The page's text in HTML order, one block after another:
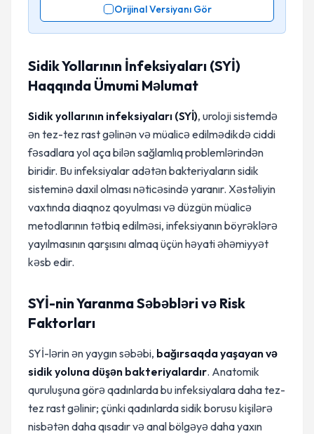
Orijinal Versiyanı Gör
Sidik Yollarının İnfeksiyaları (SYİ)
Haqqında Ümumi Məlumat
Sidik yollarının infeksiyaları (SYİ), uroloji sistemdə
ən tez-tez rast gəlinən və müalicə edilmədikdə ciddi
fəsadlara yol aça bilən sağlamlıq problemlərindən
biridir. Bu infeksiyalar adətən bakteriyaların sidik
sisteminə daxil olması nəticəsində yaranır. Xəstəliyin
vaxtında diaqnoz qoyulması və düzgün müalicə
metodlarının tətbiq edilməsi, infeksiyanın böyrəklərə
yayılmasının qarşısını almaq üçün həyati əhəmiyyət
kəsb edir.
SYİ-nin Yaranma Səbəbləri və Risk
Faktorları
SYİ-lərin ən yaygın səbəbi, bağırsaqda yaşayan və
sidik yoluna düşən bakteriyalardır. Anatomik
quruluşuna görə qadınlarda bu infeksiyalara daha tez-
tez rast gəlinir; çünki qadınlarda sidik borusu kişilərə
nisbətən daha qısadır və anal bölgəyə daha yaxın